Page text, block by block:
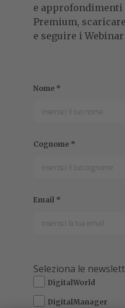
e
Premium,
e seguire i Webinar
Nome *
Cognome *
Email *
Seleziona le
DigitalWorld
DigitalManager